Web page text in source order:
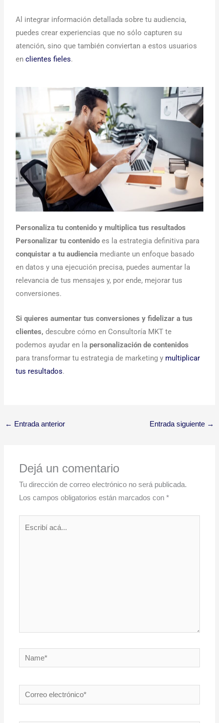
Al integrar información detallada sobre tu audiencia,
puedes crear experiencias que no sólo capturen su
atención, sino que también conviertan a estos usuarios
enclientes fieles.
Personaliza tu contenido y multiplica tus resultados
Personalizar tu contenido es la estrategia definitiva para
conquistar a tu audiencia mediante un enfoque basado
en datos y una ejecución precisa, puedes aumentar la
relevancia de tus mensajes y, por ende, mejorar tus
conversiones.
Si quieres aumentar tus conversiones y fidelizar a tus
clientes, descubre cómo en Consultoría MKT te
podemos ayudar en lapersonalización de contenidos
para transformar tu estrategia de marketing y multiplicar
tus resultados.
← Entrada anterior Entrada siguiente →
Dejá un comentario
Tu dirección de correo electrónico no será publicada.
Los campos obligatorios están marcados con*
Name*
Correo
electrónico*